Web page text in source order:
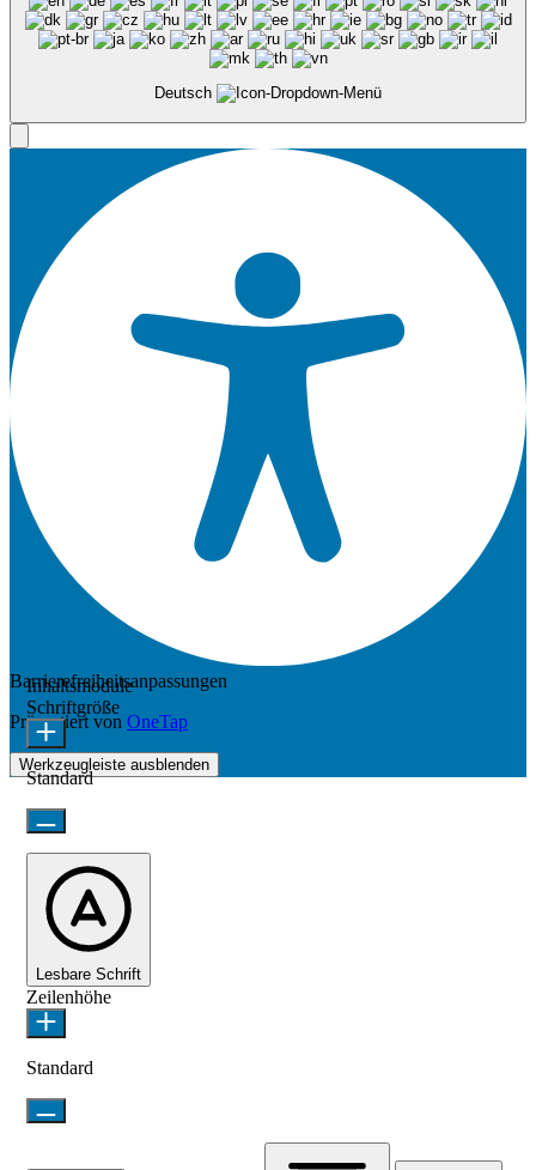
Deutsch
Barrierefreiheitsanpassungen
Präsentiert von OneTap
Werkzeugleiste ausblenden
Inhaltsmodule
Schriftgröße
Standard
Lesbare Schrift
Zeilenhöhe
Standard